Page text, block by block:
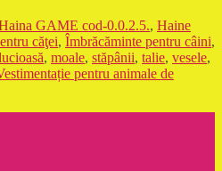
GAME cod-0.0.2.5., Haine
căţei, Îmbrăcăminte pentru câini,
, moale, stăpânii, talie, vesele,
pentru animale de